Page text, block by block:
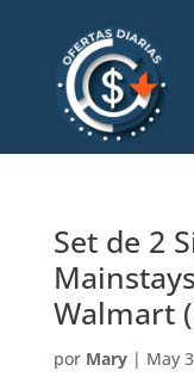
Set de 2
Walmart
por Mary| May